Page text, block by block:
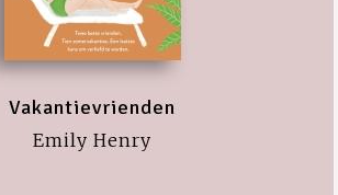
Vakantievrienden
Emily Henry